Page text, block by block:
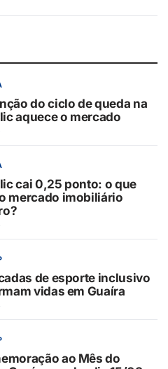
do ciclo de queda na
aquece o mercado
cai 0,25 ponto: o que
mercado imobiliário
de esporte inclusivo
vidas em Guaíra
ao Mês do